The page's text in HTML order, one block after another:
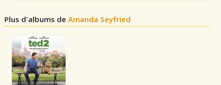
Plus d'albums deAmanda Seyfried